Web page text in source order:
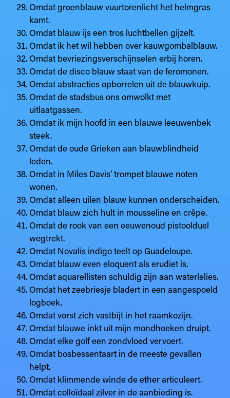
Omdat groenblauw vuurtorenlicht het helmgras
kamt.
Omdat blauw ijs een tros luchtbellen gijzelt.
Omdat ik het wil hebben over kauwgombalblauw.
Omdat bevriezingsverschijnselen erbij horen.
Omdat de disco blauw staat van de feromonen.
Omdat abstracties opborrelen uit de blauwkuip.
Omdat de stadsbus ons omwolkt met
uitlaatgassen.
Omdat ik mijn hoofd in een blauwe leeuwenbek
steek.
Omdat de oude Grieken aan blauwblindheid
leden.
Omdat in Miles Davis’ trompet blauwe noten
wonen.
Omdat alleen uilen blauw kunnen onderscheiden.
Omdat blauw zich hult in mousseline en crêpe.
Omdat de rook van een eeuwenoud pistoolduel
wegtrekt.
Omdat Novalis indigo teelt op Guadeloupe.
Omdat blauw even eloquent als erudiet is.
Omdat aquarellisten schuldig zijn aan waterlelies.
Omdat het zeebriesje bladert in een aangespoeld
logboek.
Omdat vorst zich vastbijt in het raamkozijn.
Omdat blauwe inkt uit mijn mondhoeken druipt.
Omdat elke golf een zondvloed vervoert.
Omdat bosbessentaart in de meeste gevallen
helpt.
Omdat klimmende winde de ether articuleert.
Omdat colloïdaal zilver in de aanbieding is.